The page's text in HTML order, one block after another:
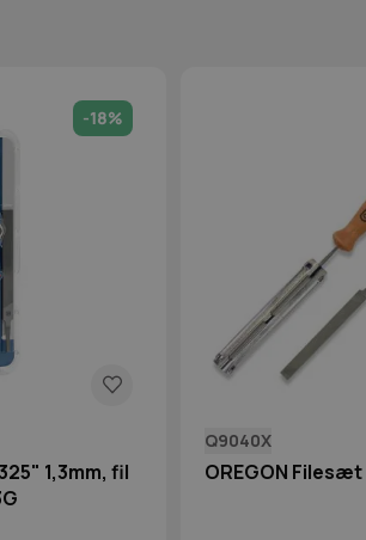
-18%
1,3mm, fil
Q9040X
OREGON Filesæt